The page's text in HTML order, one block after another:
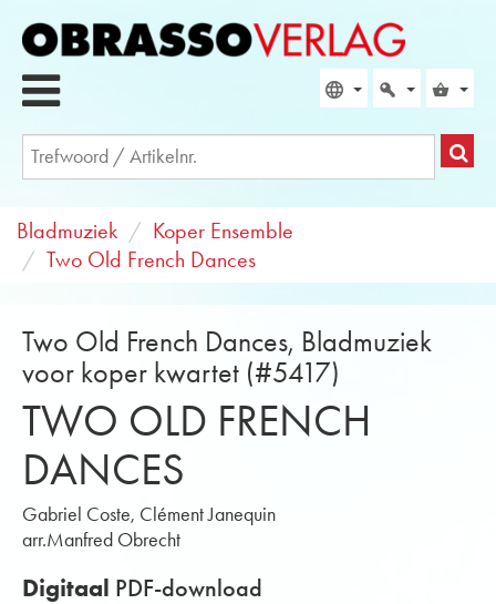
Bladmuziek
Koper Ensemble
Two Old French Dances
Two Old French Dances, Bladmuziek
voor koper kwartet (#5417)
TWO OLD FRENCH
DANCES
Gabriel Coste, Clément Janequin
arr.Manfred Obrecht
Digitaal PDF-download